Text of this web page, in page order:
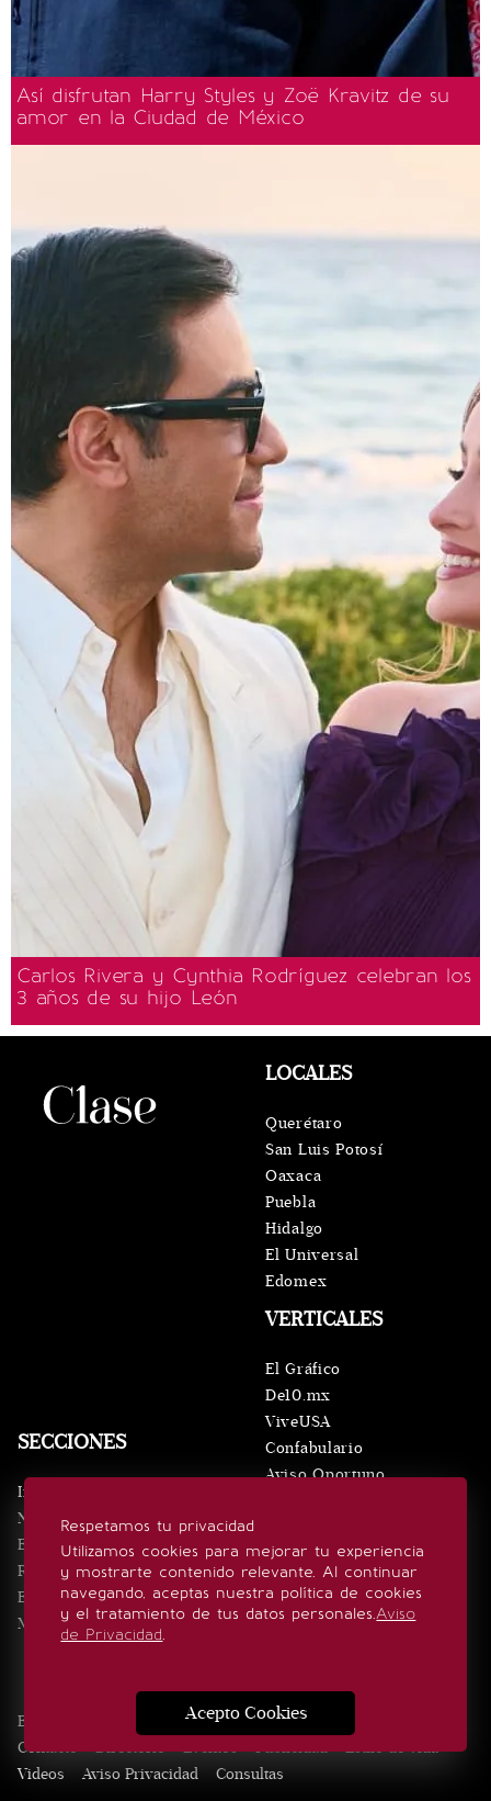
Así disfrutan Harry Styles y Zoë Kravitz de su
amor en la Ciudad de México
Carlos Rivera y Cynthia Rodríguez celebran los
3 años de su hijo León
Respetamos tu privacidad
Utilizamos cookies para mejorar tu experiencia
y mostrarte contenido relevante. Al continuar
navegando, aceptas nuestra política de cookies
y el tratamiento de tus datos personales.Aviso
de Privacidad.
Acepto Cookies
SECCIONES
Inicio
Noticias
Eventos
Realeza
Estilo de vida
Minuto x Minuto
VERTICALES
El Gráfico
De10.mx
ViveUSA
Confabulario
Aviso Oportuno
LOCALES
Querétaro
San Luis Potosí
Oaxaca
Puebla
Hidalgo
El Universal
Edomex
SÍGUENOS
Edición Impresa Noticias Quiénes somos
Contacto
Directorio Eventos Publicidad
Estilo de vida
Videos
Aviso Privacidad Consultas